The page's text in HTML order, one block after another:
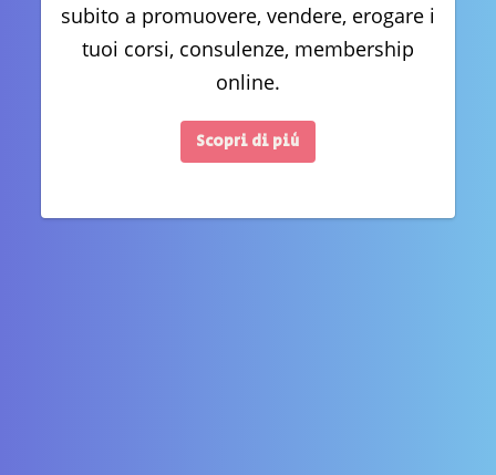
subito a promuovere, vendere, erogare i
tuoi corsi, consulenze, membership
online.
Scopri di più